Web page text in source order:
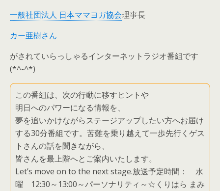
一般社団法人 日本ママヨガ協会理事長
カー亜樹さん
がされていらっしゃるインターネットラジオ番組です
(*^-^*)
この番組は、次の行動に移すヒントや
明日へのパワーになる情報を、
夢を追いかけながらステージアップしたい方へお届け
する30分番組です。苦難を乗り越えて一歩先行くゲス
トさんの話を聞きながら、
皆さんを最上階へとご案内いたします。
Let’s move on to the next stage.放送予定時間： 水
曜 12:30～13:00～パーソナリティ～☆くりはら まみ